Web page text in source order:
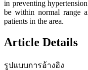
in preventing
be within normal range
patients in the area.
Article Details
รูปแบบการอ้างอิง